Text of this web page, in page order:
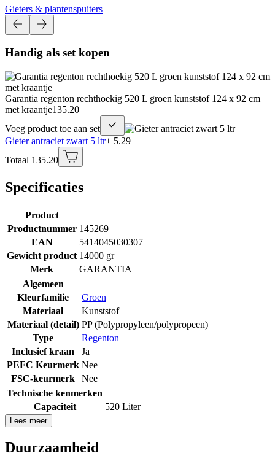
Gieters & plantenspuiters
Handig als set kopen
Garantia regenton rechthoekig 520 L groen kunststof 124 x 92 cm
met kraantje135.20
Voeg product toe aan set
Gieter antraciet zwart 5 ltr+ 5.29
Totaal 135.20
Specificaties
Product
Productnummer 145269
EAN
5414045030307
Gewicht product 14000 gr
Merk
GARANTIA
Algemeen
Kleurfamilie
Groen
Materiaal
Kunststof
Materiaal (detail) PP (Polypropyleen/polypropeen)
Type
Regenton
Inclusief kraan
Ja
PEFC Keurmerk Nee
FSC-keurmerk
Nee
Technische kenmerken
Capaciteit
520 Liter
Lees meer
Duurzaamheid